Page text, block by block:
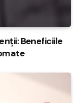
Beneficiile